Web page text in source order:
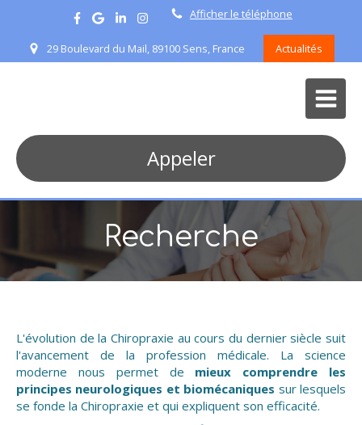
Afficher le téléphone
29 Boulevard du Mail, 89100 Sens, France Actualités
Appeler
Recherche
L'évolution de la Chiropraxie au cours du dernier siècle suit
l'avancement de la profession médicale. La science
moderne nous permet de mieux comprendre les
principes neurologiques et biomécaniques sur lesquels
se fonde la Chiropraxie et qui expliquent son efficacité.